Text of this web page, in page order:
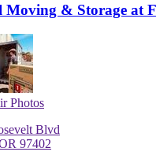
Moving & Storage at
Photos
Blvd
97402